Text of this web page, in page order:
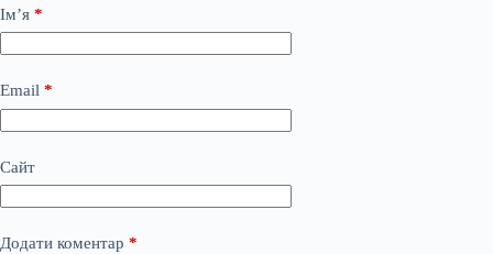
Ім’я *
Email *
Сайт
Додати коментар *